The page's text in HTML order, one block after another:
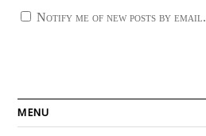
Notify me of new posts by email.
MENU